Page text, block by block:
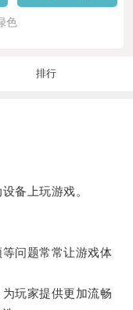
色
排行
备上玩游戏。
问题常常让游戏体
玩家提供更加流畅